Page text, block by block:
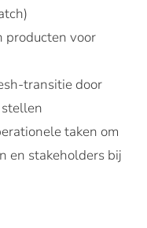
producten voor
transitie door
taken om
en stakeholders bij